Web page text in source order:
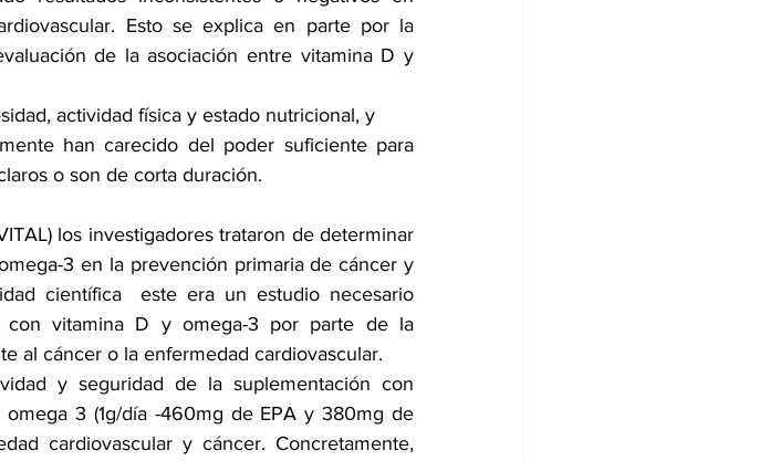
Esto se explica en parte por la
de la asociación entre vitamina D y
actividad física y estado nutricional, y
han carecido del poder suficiente para
o son de corta duración.
los investigadores trataron de determinar
3 en la prevención primaria de cáncer y
científica  este era un estudio necesario
con vitamina D y omega-3 por parte de la
al cáncer o la enfermedad cardiovascular.
y seguridad de la suplementación con
3 (1g/día -460mg de EPA y 380mg de
cardiovascular y cáncer. Concretamente,